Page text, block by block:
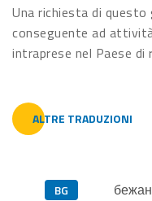
Una richiesta di questo
conseguente ad
intraprese nel Paese di
ALTRE TRADUZIONI
BG